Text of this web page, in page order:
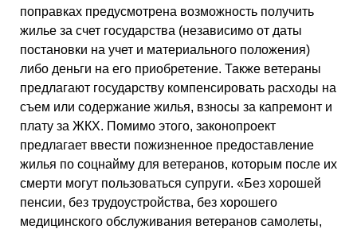
поправках предусмотрена возможность получить
жилье за счет государства (независимо от даты
постановки на учет и материального положения)
либо деньги на его приобретение. Также ветераны
предлагают государству компенсировать расходы на
съем или содержание жилья, взносы за капремонт и
плату за ЖКХ. Помимо этого, законопроект
предлагает ввести пожизненное предоставление
жилья по соцнайму для ветеранов, которым после их
смерти могут пользоваться супруги. «Без хорошей
пенсии, без трудоустройства, без хорошего
медицинского обслуживания ветеранов самолеты,